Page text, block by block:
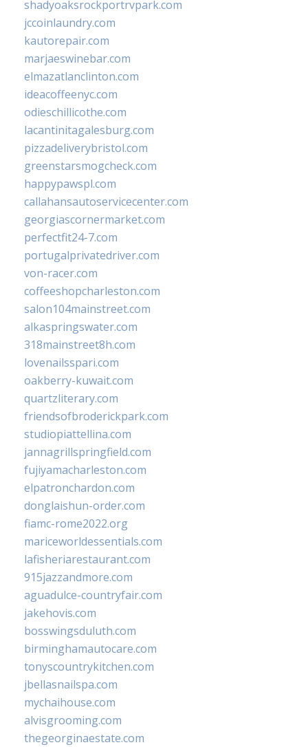
shadyoaksrockportrvpark.com
jccoinlaundry.com
kautorepair.com
marjaeswinebar.com
elmazatlanclinton.com
ideacoffeenyc.com
odieschillicothe.com
lacantinitagalesburg.com
pizzadeliverybristol.com
greenstarsmogcheck.com
happypawspl.com
callahansautoservicecenter.com
georgiascornermarket.com
perfectfit24-7.com
portugalprivatedriver.com
von-racer.com
coffeeshopcharleston.com
salon104mainstreet.com
alkaspringswater.com
318mainstreet8h.com
lovenailsspari.com
oakberry-kuwait.com
quartzliterary.com
friendsofbroderickpark.com
studiopiattellina.com
jannagrillspringfield.com
fujiyamacharleston.com
elpatronchardon.com
donglaishun-order.com
fiamc-rome2022.org
mariceworldessentials.com
lafisheriarestaurant.com
915jazzandmore.com
aguadulce-countryfair.com
jakehovis.com
bosswingsduluth.com
birminghamautocare.com
tonyscountrykitchen.com
jbellasnailspa.com
mychaihouse.com
alvisgrooming.com
thegeorginaestate.com